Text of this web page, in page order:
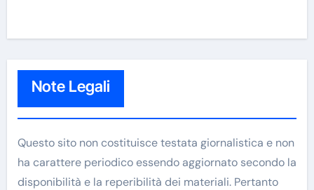
Note Legali
Questo sito non costituisce testata giornalistica e non
ha carattere periodico essendo aggiornato secondo la
disponibilità e la reperibilità dei materiali. Pertanto